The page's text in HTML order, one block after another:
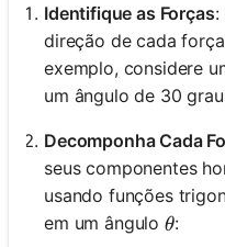
Identifique as Forças:
direção de cada
exemplo, considere
um ângulo de 30
Decomponha Cada
seus componentes
usando funções
em um ângulo \theta
θ: